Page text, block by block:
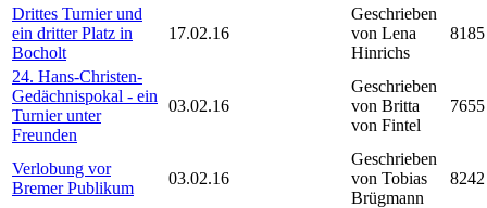
Drittes Turnier und
ein dritter Platz in
Bocholt
17.02.16
Geschrieben
von Lena
Hinrichs
8185
24. Hans-Christen-
Gedächnispokal - ein
Turnier unter
Freunden
03.02.16
Geschrieben
von Britta
von Fintel
7655
Verlobung vor
Bremer Publikum
03.02.16
Geschrieben
von Tobias
Brügmann
8242